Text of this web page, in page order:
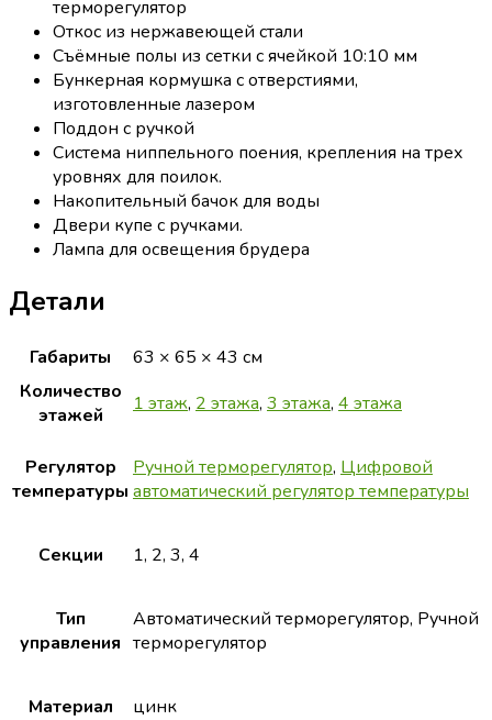
терморегулятор
Откос из нержавеющей стали
Съёмные полы из сетки с ячейкой 10:10 мм
Бункерная кормушка с отверстиями,
изготовленные лазером
Поддон с ручкой
Система ниппельного поения, крепления на трех
уровнях для поилок.
Накопительный бачок для воды
Двери купе с ручками.
Лампа для освещения брудера
Детали
Габариты
63 × 65 × 43 см
Количество
этажей
1 этаж, 2 этажа, 3 этажа, 4 этажа
Регулятор
температуры
Ручной терморегулятор, Цифровой
автоматический регулятор температуры
Секции 1, 2, 3, 4
Тип
управления
Автоматический терморегулятор, Ручной
терморегулятор
Материал цинк